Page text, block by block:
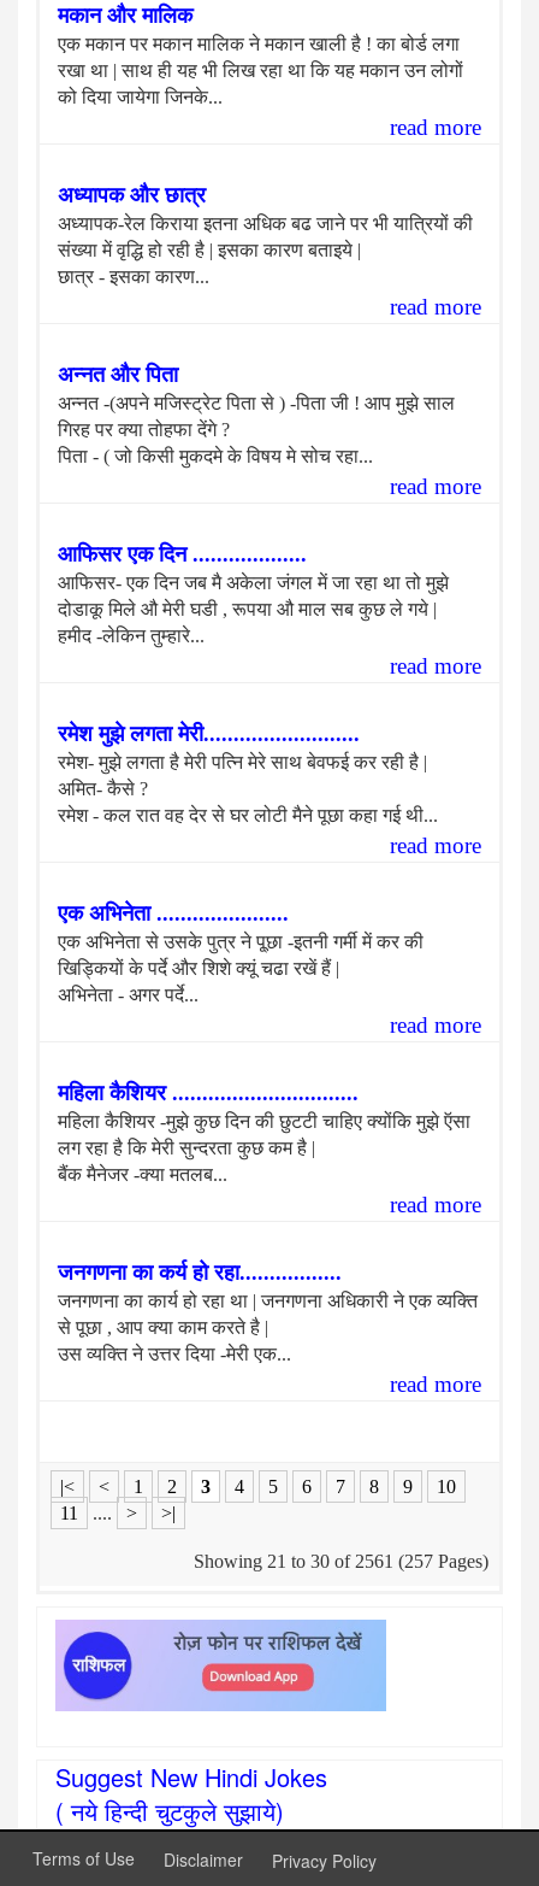
मकान और मालिक
एक मकान पर मकान मालिक ने मकान खाली है ! का बोर्ड लगा
रखा था | साथ ही यह भी लिख रहा था कि यह मकान उन लोगों
को दिया जायेगा जिनके...
read more
अध्यापक और छात्र
अध्यापक-रेल किराया इतना अधिक बढ जाने पर भी यात्रियों की
संख्या में वृद्धि हो रही है | इसका कारण बताइये |
छात्र - इसका कारण...
read more
अन्नत और पिता
अन्नत -(अपने मजिस्ट्रेट पिता से ) -पिता जी ! आप मुझे साल
गिरह पर क्या तोहफा देंगे ?
पिता - ( जो किसी मुकदमे के विषय मे सोच रहा...
read more
आफिसर एक दिन ...................
आफिसर- एक दिन जब मै अकेला जंगल में जा रहा था तो मुझे
दोडाकू मिले औ मेरी घडी , रूपया औ माल सब कुछ ले गये |
हमीद -लेकिन तुम्हारे...
read more
रमेश मुझे लगता मेरी..........................
रमेश- मुझे लगता है मेरी पत्नि मेरे साथ बेवफई कर रही है |
अमित- कैसे ?
रमेश - कल रात वह देर से घर लोटी मैने पूछा कहा गई थी...
read more
एक अभिनेता ......................
एक अभिनेता से उसके पुत्र ने पू्छा -इतनी गर्मी में कर की
खिड्कियों के पर्दे और शिशे क्यूं चढा रखें हैं |
अभिनेता - अगर पर्दे...
read more
महिला कैशियर ...............................
महिला कैशियर -मुझे कुछ दिन की छुटटी चाहिए क्योंकि मुझे ऍसा
लग रहा है कि मेरी सुन्दरता कुछ कम है |
बैंक मैनेजर -क्या मतलब...
read more
जनगणना का कर्य हो रहा.................
जनगणना का कार्य हो रहा था | जनगणना अधिकारी ने एक व्यक्ति
से पूछा , आप क्या काम करते है |
उस व्यक्ति ने उत्तर दिया -मेरी एक...
read more
|< < 1 2 3 4 5 6 7 8 9
10
11
.... > >|
Showing 21 to 30 of 2561 (257 Pages)
Suggest New Hindi Jokes
( नये हिन्दी चुटकुले सुझाये)
Terms of Use Disclaimer Privacy Policy